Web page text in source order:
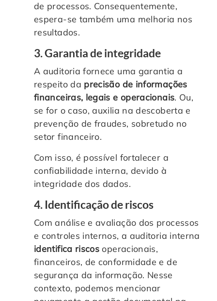
de processos. Consequentemente,
espera-se também uma melhoria nos
resultados.
3. Garantia de integridade
A auditoria fornece uma garantia a
respeito da precisão de informações
financeiras, legais e operacionais. Ou,
se for o caso, auxilia na descoberta e
prevenção de fraudes, sobretudo no
setor financeiro.
Com isso, é possível fortalecer a
confiabilidade interna, devido à
integridade dos dados.
4. Identificação de riscos
Com análise e avaliação dos processos
e controles internos, a auditoria interna
identifica riscos operacionais,
financeiros, de conformidade e de
segurança da informação. Nesse
contexto, podemos mencionar